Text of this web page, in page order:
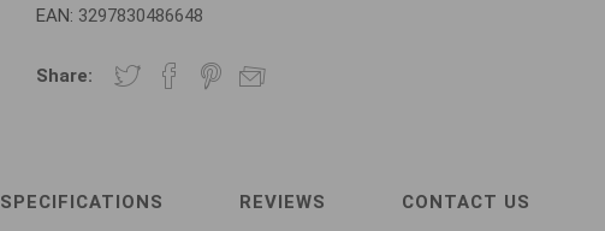
EAN: 3297830486648
Share:
SPECIFICATIONS REVIEWS CONTACT US